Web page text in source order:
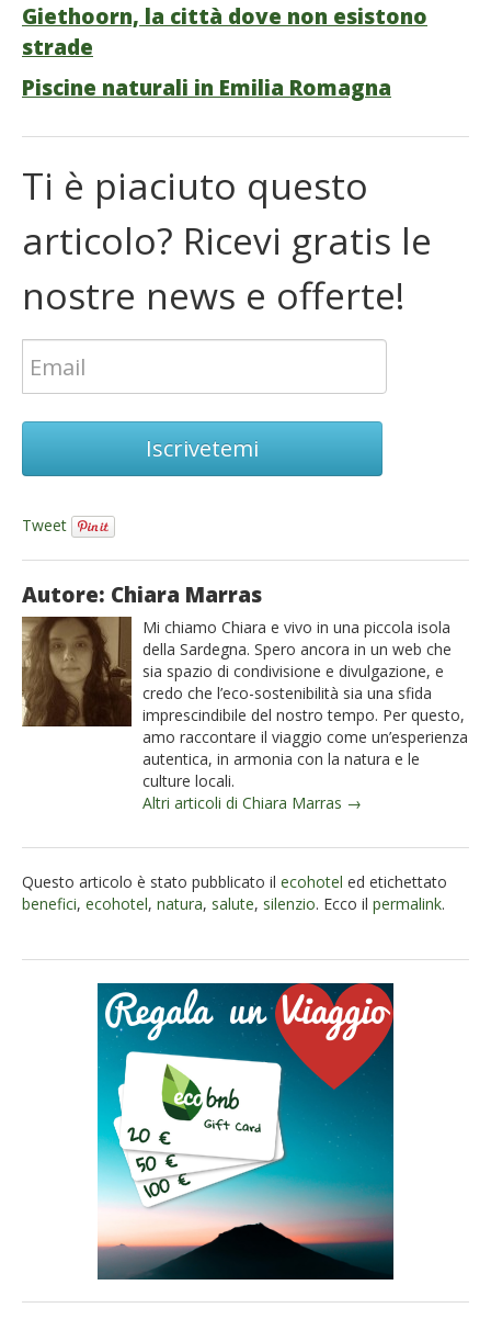
Giethoorn, la città dove non esistono
strade
Piscine naturali in Emilia Romagna
Ti è piaciuto questo
articolo? Ricevi gratis le
nostre news e offerte!
Iscrivetemi
Tweet
Autore: Chiara Marras
Mi chiamo Chiara e vivo in una piccola isola
della Sardegna. Spero ancora in un web che
sia spazio di condivisione e divulgazione, e
credo che l’eco-sostenibilità sia una sfida
imprescindibile del nostro tempo. Per questo,
amo raccontare il viaggio come un’esperienza
autentica, in armonia con la natura e le
culture locali.
Altri articoli di Chiara Marras →
Questo articolo è stato pubblicato il ecohotel ed etichettato
benefici, ecohotel, natura, salute, silenzio. Ecco il permalink.